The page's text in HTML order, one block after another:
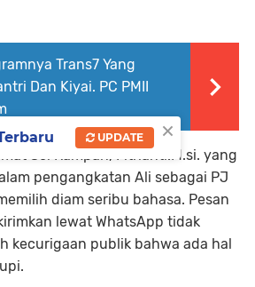
Trans7 Yang
Dan Kiyai. PC PMII
Sei Rampah, Fitrianti.M.si. yang
pengangkatan Ali sebagai PJ
diam seribu bahasa. Pesan
lewat WhatsApp tidak
kecurigaan publik bahwa ada hal
×
UPDATE